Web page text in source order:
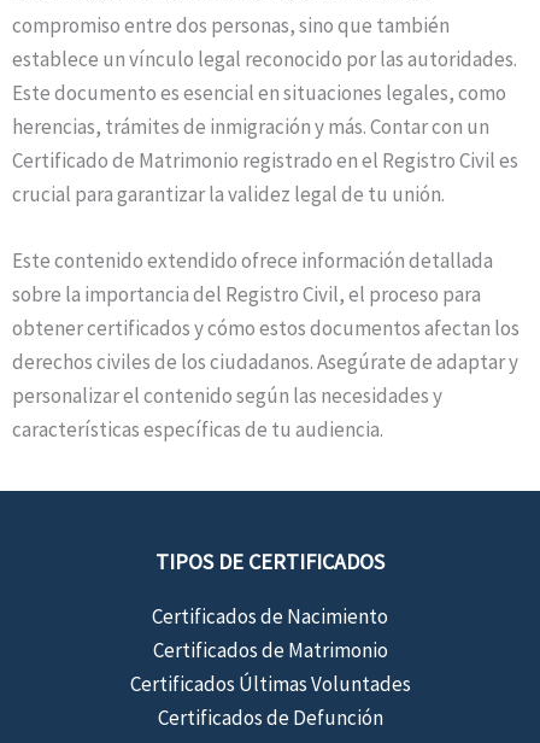
compromiso entre dos personas, sino que también
establece un vínculo legal reconocido por las autoridades.
Este documento es esencial en situaciones legales, como
herencias, trámites de inmigración y más. Contar con un
Certificado de Matrimonio registrado en el Registro Civil es
crucial para garantizar la validez legal de tu unión.
Este contenido extendido ofrece información detallada
sobre la importancia del Registro Civil, el proceso para
obtener certificados y cómo estos documentos afectan los
derechos civiles de los ciudadanos. Asegúrate de adaptar y
personalizar el contenido según las necesidades y
características específicas de tu audiencia.
TIPOS DE CERTIFICADOS
Certificados de Nacimiento
Certificados de Matrimonio
Certificados Últimas Voluntades
Certificados de Defunción